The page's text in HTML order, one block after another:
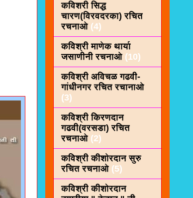
कविशरी सिद्ध
चारण(विरवदरका) रचित
रचनाओ (4)
कविश्री माणेक थार्या
जसाणीनी रचनाओ (10)
कविश्री अविचळ गढवी-
गांधीनगर रचित रचानाओ
(3)
कविश्री किरणदान
गढवी(वरसडा) रचित
रचनाओ (2)
कविश्री कीशाेरदान सुरु
रचित रचनाओ (5)
कविश्री कीशोरदान